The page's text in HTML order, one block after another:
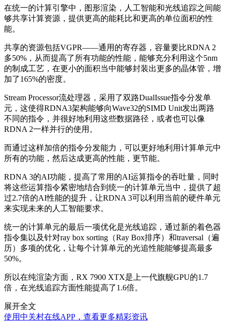
在统一的计算引擎中，图形渲染，人工智能和光线追踪之间能
够共享计算资源，提供更高的能耗比和更高的单位面积的性
能。
共享的资源包括VGPR——通用的寄存器，容量要比RDNA 2
多50%，从而提高了所有功能的性能，能够充分利用这个5nm
的制成工艺，在更小的面积当中能够封装出更多的晶体管，增
加了165%的密度。
Stream Processor流处理器，采用了双路DualIssue指令分发单
元，这使得RDNA3架构能够向Wave32的SIMD Unit发出两路
不同的指令，并很好地利用这些数据路径，或者也可以像
RDNA 2一样并行的使用。
而通过这样加倍的指令分发能力，可以更好地利用计算单元中
所有的功能，然后达成更高的性能，更节能。
RDNA 3的AI功能，提高了常用的AI运算指令的吞吐量，同时
将这些运算指令紧密地结合到统一的计算单元当中，提供了超
过2.7倍的AI性能的提升，让RDNA 3可以利用当前的硬件单元
来实现未来的人工智能要求。
统一的计算单元的最后一项优化是光线追踪，通过新的着色器
指令集以及针对ray box sorting（Ray Box排序）和traversal（遍
历）多项的优化，让每个计算单元的光追性能能够提高最多
50%。
所以在纯渲染方面，RX 7900 XTX是上一代旗舰GPU的1.7
倍，在光线追踪方面性能提高了1.6倍。
展开全文
使用中关村在线APP，查看更多精彩资讯